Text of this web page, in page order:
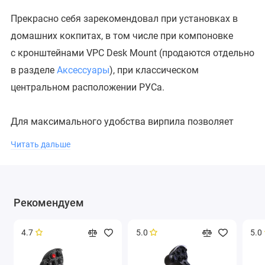
Прекрасно себя зарекомендовал при установках в
домашних кокпитах, в том числе при компоновке
с кронштейнами VPC Desk Mount (продаются отдельно
в разделе Аксессуары), при классическом
центральном расположении РУСа.
Для максимального удобства вирпила позволяет
зафиксировать ручку под любым углом относительно
★ VPC MongoosT-50 Grip
VPC V.F.X. Grip
VPC Constellation DELTA Grip
Читать дальше
Рекомендуем
4.7 5.0 5.0